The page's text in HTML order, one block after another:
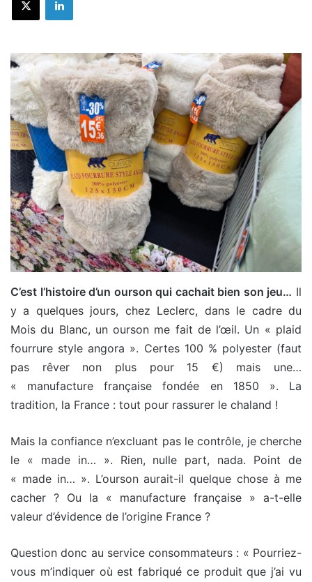
C’est l’histoire d’un ourson qui cachait bien son jeu… Il
y a quelques jours, chez Leclerc, dans le cadre du
Mois du Blanc, un ourson me fait de l’œil. Un « plaid
fourrure style angora ». Certes 100 % polyester (faut
pas rêver non plus pour 15 €) mais une…
« manufacture française fondée en 1850 ». La
tradition, la France : tout pour rassurer le chaland !
Mais la confiance n’excluant pas le contrôle, je cherche
le « made in… ». Rien, nulle part, nada. Point de
« made in… ». L’ourson aurait-il quelque chose à me
cacher ? Ou la « manufacture française » a-t-elle
valeur d’évidence de l’origine France ?
Question donc au service consommateurs : « Pourriez-
vous m’indiquer où est fabriqué ce produit que j’ai vu